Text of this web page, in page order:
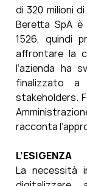
di 320 milioni
Beretta SpA è
1526, quindi
affrontare la
l’azienda ha
finalizzato a
stakeholders.
racconta
L’ESIGENZA
La necessità